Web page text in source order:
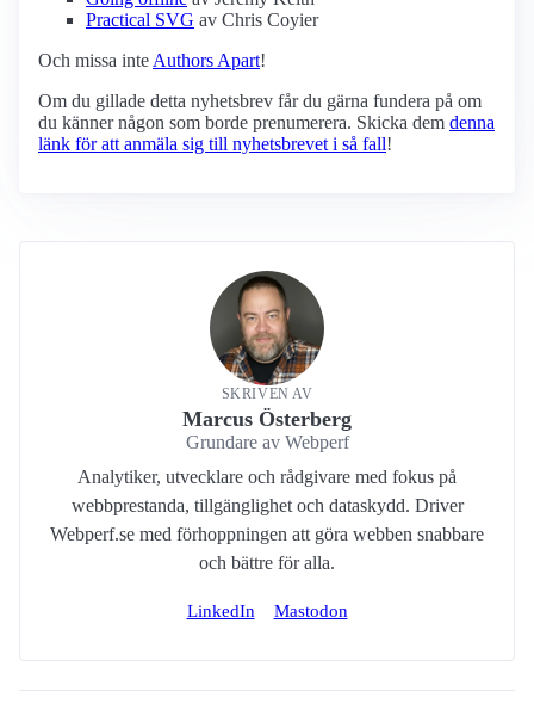
Practical SVG av Chris Coyier
Och missa inte Authors Apart!
Om du gillade detta nyhetsbrev får du gärna fundera på om
du känner någon som borde prenumerera. Skicka dem denna
länk för att anmäla sig till nyhetsbrevet i så fall!
SKRIVEN AV
Marcus Österberg
Grundare av Webperf
Analytiker, utvecklare och rådgivare med fokus på
webbprestanda, tillgänglighet och dataskydd. Driver
Webperf.se med förhoppningen att göra webben snabbare
och bättre för alla.
LinkedIn Mastodon